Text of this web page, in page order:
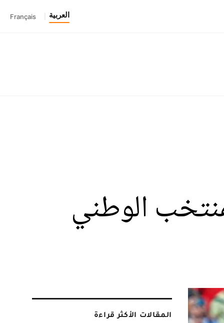
العربية Français
الوطني
المقالات الأكثر قراءة